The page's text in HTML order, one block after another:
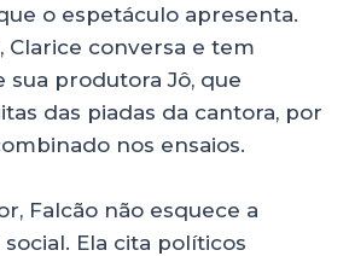
o espetáculo apresenta.
Clarice conversa e tem
sua produtora Jô, que
das piadas da cantora, por
nos ensaios.
Falcão não esquece a
Ela cita políticos